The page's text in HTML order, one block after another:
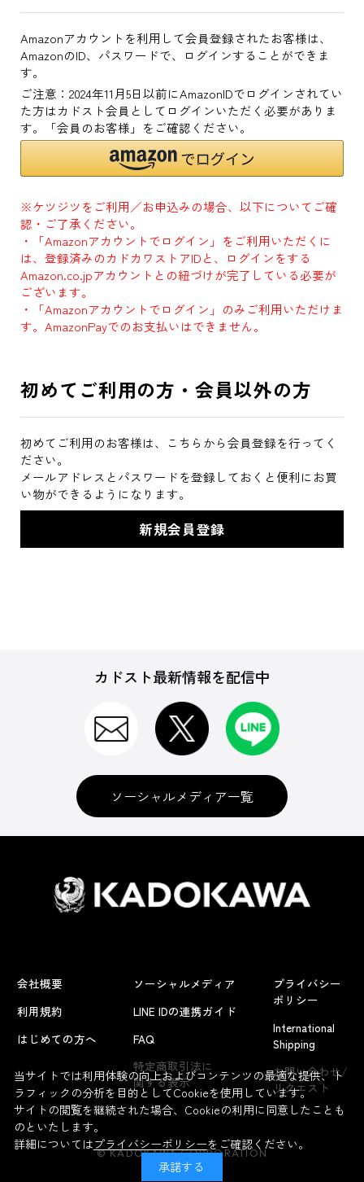
Amazonアカウントを利用して会員登録されたお客様は、
AmazonのID、パスワードで、ログインすることができま
す。
ご注意：2024年11月5日以前にAmazonIDでログインされてい
た方はカドスト会員としてログインいただく必要がありま
す。「会員のお客様」をご確認ください。
※ケツジツをご利用／お申込みの場合、以下についてご確
認・ご了承ください。
・「Amazonアカウントでログイン」をご利用いただくに
は、登録済みのカドカワストアIDと、ログインをする
Amazon.co.jpアカウントとの紐づけが完了している必要が
ございます。
・「Amazonアカウントでログイン」のみご利用いただけま
す。AmazonPayでのお支払いはできません。
初めてご利用の方・会員以外の方
初めてご利用のお客様は、こちらから会員登録を行ってく
ださい。
メールアドレスとパスワードを登録しておくと便利にお買
い物ができるようになります。
カドスト最新情報を配信中
ソーシャルメディア一覧
会社概要
利用規約
はじめての方へ
ソーシャルメディア
LINE IDの連携ガイド
FAQ
特定商取引法に
関する表示
プライバシー
ポリシー
International
Shipping
お問い合わせ/
リクエスト
© KADOKAWA CORPORATION
当サイトでは利用体験の向上およびコンテンツの最適な提供、ト
ラフィックの分析を目的としてCookieを使用しています。
サイトの閲覧を継続された場合、Cookieの利用に同意したことも
のといたします。
詳細についてはプライバシーポリシーをご確認ください。
承諾する